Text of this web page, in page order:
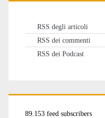
RSS degli articoli
RSS dei commenti
RSS dei Podcast
89.153 feed subscribers